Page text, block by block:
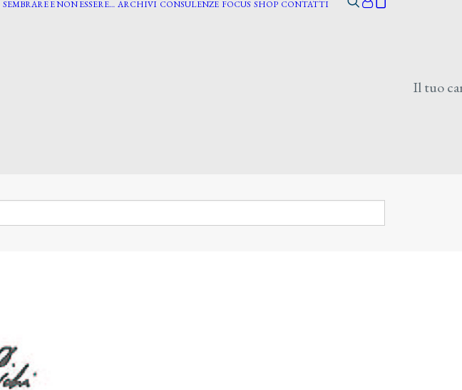
SEMBRARE E NON ESSERE… ARCHIVI CONSULENZE FOCUS SHOP CONTATTI
Il tuo